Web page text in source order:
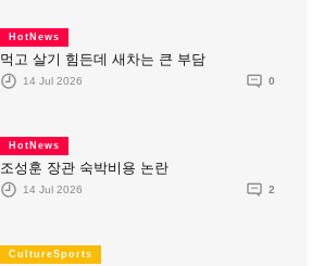
HotNews
먹고 살기 힘든데 새차는 큰 부담
14 Jul 2026 0
HotNews
조성훈 장관 숙박비용 논란
14 Jul 2026 2
CultureSports